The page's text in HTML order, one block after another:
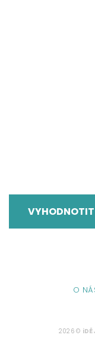
VYHODNOTIT
O
2026 ©